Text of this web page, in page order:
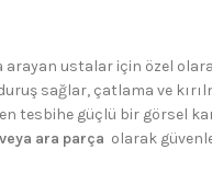
arayan ustalar için özel
sağlar, çatlama ve
tesbihe güçlü bir görsel
ara parça olarak